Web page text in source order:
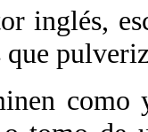
inglés,
que
como